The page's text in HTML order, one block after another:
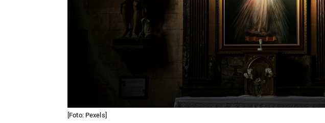
[Foto: Pexels]